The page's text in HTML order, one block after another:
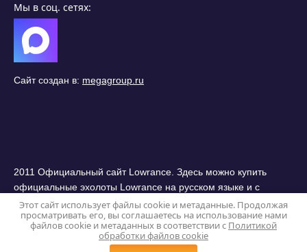
Мы в соц. сетях:
Сайт создан в: megagroup.ru
2011 Официальный сайт Lowrance. Здесь можно купить
официальные эхолоты Lowrance на русском языке и с
бесплатной доставкой по России.
Политика конфиденциальности
0
Этот сайт использует файлы cookie и метаданные. Продолжая
просматривать его, вы соглашаетесь на использование нами
файлов cookie и метаданных в соответствии с Политикой
обработки файлов cookie